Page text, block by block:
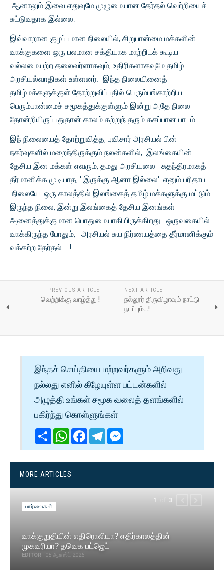
ஆனாலும் இவை எதுவுமே முழுமையான தேர்தல் வெற்றியைச்
சுட்டுவதாக இல்லை.
இவ்வாறான குழப்பமான நிலையில், சிறுபான்மை மக்களின்
வாக்குகளை ஒரு பலமான சக்தியாக மாற்றிடக் கூடிய
வல்லமையற்ற தலைவர்ளாகவும், உதிரிகளாகவுமே தமிழ்
அரசியல்வாதிகள் உள்ளனர். இந்த நிலையினைத்
தமிழ்மக்களுக்குள் தோற்றுவிப்பதில் பெரும்பங்காற்றிய
பெரும்பான்மைச் சமூகத்துக்குள்ளும் இன்று அதே நிலை
தோன்றியிருப்பதுதான் காலம் கற்றுந் தரும் கசப்பான பாடம்.
இந் நிலையைத் தோற்றுவித்த, புவிசார் அரசியல் பின்
நகர்வுகளில் மறைந்திருக்கும் நலன்களில், இலங்கையின்
தேசிய இன மக்கள் எவரும், தமது அரசியலை சுதந்திரமாகத்
தீர்மானிக்க முடியாத, ' இருக்கு ஆனா இல்லை' எனும் பரிதாப
நிலையே. ஒரு காலத்தில் இலங்கைத் தமிழ் மக்களுக்கு மட்டும்
இருந்த நிலை, இன்று இலங்கைத் தேசிய இனங்கள்
அனைத்துக்குமான பொதுமையாகியிருக்கிறது. ஒருவகையில்
வாக்கிருந்த போதும், அரசியல் சுய நிர்ணயத்தை தீர்மானிக்கும்
வக்கற்ற தேர்தல்... !
PREVIOUS ARTICLE
வெற்றிக்கு வாழ்த்து !
NEXT ARTICLE
நல்லூர் திருவிழாவும் நாட்டு
நடப்பும்...!
இந்தச் செய்தியை மற்றவர்களும் அறிவது
நல்லது எனில் கீழேயுள்ள பட்டன்களில்
அழுத்தி உங்கள் சமூக வலைத் தளங்களில்
பகிர்ந்து கொள்ளுங்கள்
ShareWhatsApp
Facebook
Telegram
MORE ARTICLES
பார்வைகள்
வாக்குறுதியின் எதிரொலியா? எதிர்காலத்தின்
முகவரியா? தவெக பட்ஜெட்
EDITOR 05 ஆகஸ்ட் 2026
1 3